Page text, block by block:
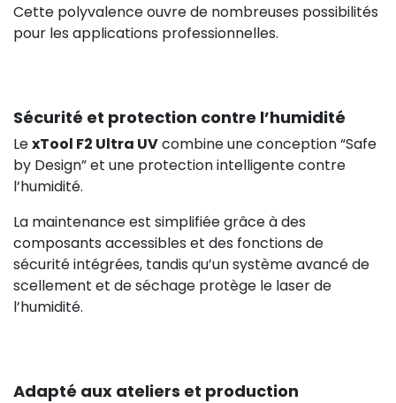
Cette polyvalence ouvre de nombreuses possibilités
pour les applications professionnelles.
Sécurité et protection contre l’humidité
LexTool F2 Ultra UVcombine une conception “Safe
by Design” et une protection intelligente contre
l’humidité.
La maintenance est simplifiée grâce à des
composants accessibles et des fonctions de
sécurité intégrées, tandis qu’un système avancé de
scellement et de séchage protège le laser de
l’humidité.
Adapté aux ateliers et production